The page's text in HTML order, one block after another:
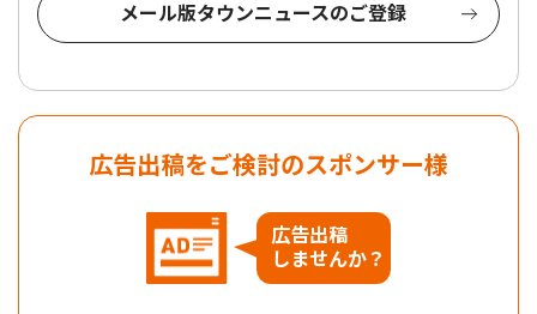
メール版タウンニュースのご登録
広告出稿をご検討のスポンサー様
広告出稿
しませんか？